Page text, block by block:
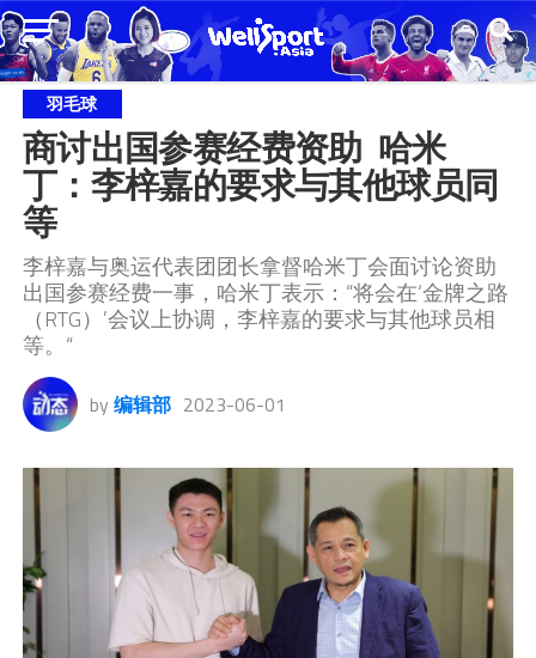
羽毛球
商讨出国参赛经费资助  哈米
丁：李梓嘉的要求与其他球员同
等
李梓嘉与奥运代表团团长拿督哈米丁会面讨论资助
出国参赛经费一事，哈米丁表示：“将会在‘金牌之路
（RTG）’会议上协调，李梓嘉的要求与其他球员相
等。“
by 编辑部 2023-06-01